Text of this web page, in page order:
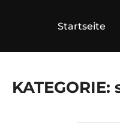
Startseite
KATEGORIE: